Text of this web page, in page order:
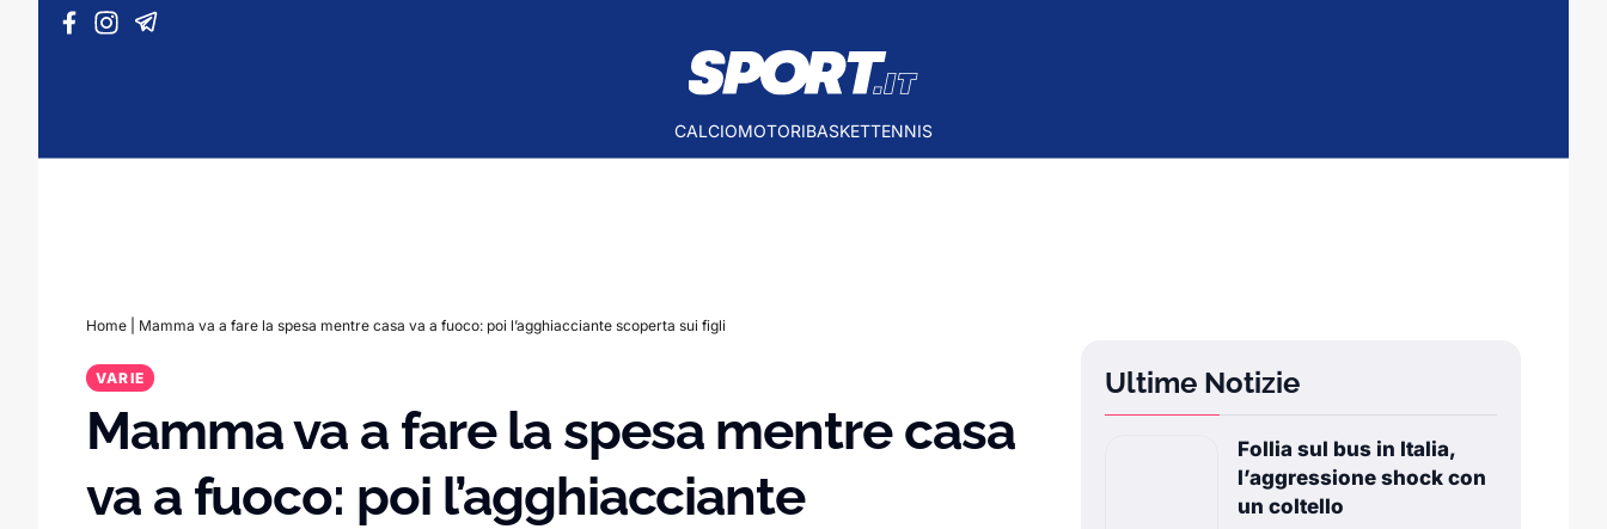
Vai al contenuto
CALCIOMOTORIBASKETTENNIS
Home Mamma va a fare la spesa mentre casa va a fuoco: poi l’agghiacciante scoperta sui figli
VARIE
Mamma va a fare la spesa mentre casa
va a fuoco: poi l’agghiacciante
Ultime Notizie
Follia sul bus in Italia,
l’aggressione shock con
un coltello